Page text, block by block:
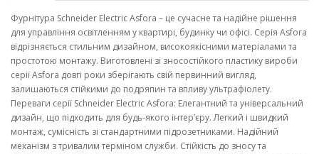
Фурнітура Schneider Electric Asfora – це сучасне та надійне рішення
для управління освітленням у квартирі, будинку чи офісі. Серія Asfora
відрізняється стильним дизайном, високоякісними матеріалами та
простотою монтажу. Виготовлені зі зносостійкого пластику вироби
серії Asfora довгі роки зберігають свій первинний вигляд,
залишаються стійкими до подряпин та впливу ультрафіолету.
Переваги серії Schneider Electric Asfora: Елегантний та універсальний
дизайн, що підходить для будь-якого інтер’єру. Легкий і швидкий
монтаж, сумісність зі стандартними підрозетниками. Надійний
механізм з тривалим терміном служби. Стійкість до зносу та